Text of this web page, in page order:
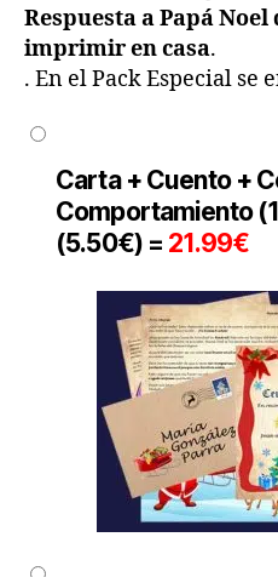
Respuesta a Papá
imprimir en casa.
. En el Pack Especial se
Carta + Cuento +
Comportamiento (
(5.50€) = 21.99€